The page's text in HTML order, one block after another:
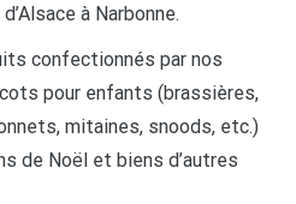
à Narbonne.
confectionnés par nos
pour enfants (brassières,
mitaines, snoods, etc.)
de Noël et biens d’autres